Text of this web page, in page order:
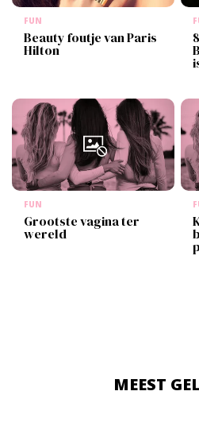
FUN
Beauty foutje van Paris
Hilton
FUN
Grootste vagina ter
wereld
MEEST